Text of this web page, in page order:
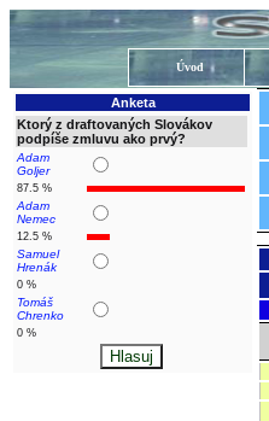
Úvod
Anketa
Ktorý z draftovaných Slovákov
podpíše zmluvu ako prvý?
Adam
Goljer
87.5 %
Adam
Nemec
12.5 %
Samuel
Hrenák
0 %
Tomáš
Chrenko
0 %